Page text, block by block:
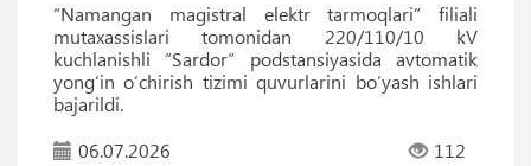
“Namangan magistral elektr tarmoqlari” filiali
mutaxassislari tomonidan 220/110/10 kV
kuchlanishli “Sardor” podstansiyasida avtomatik
yong‘in o‘chirish tizimi quvurlarini bo‘yash ishlari
bajarildi.
06.07.2026
112